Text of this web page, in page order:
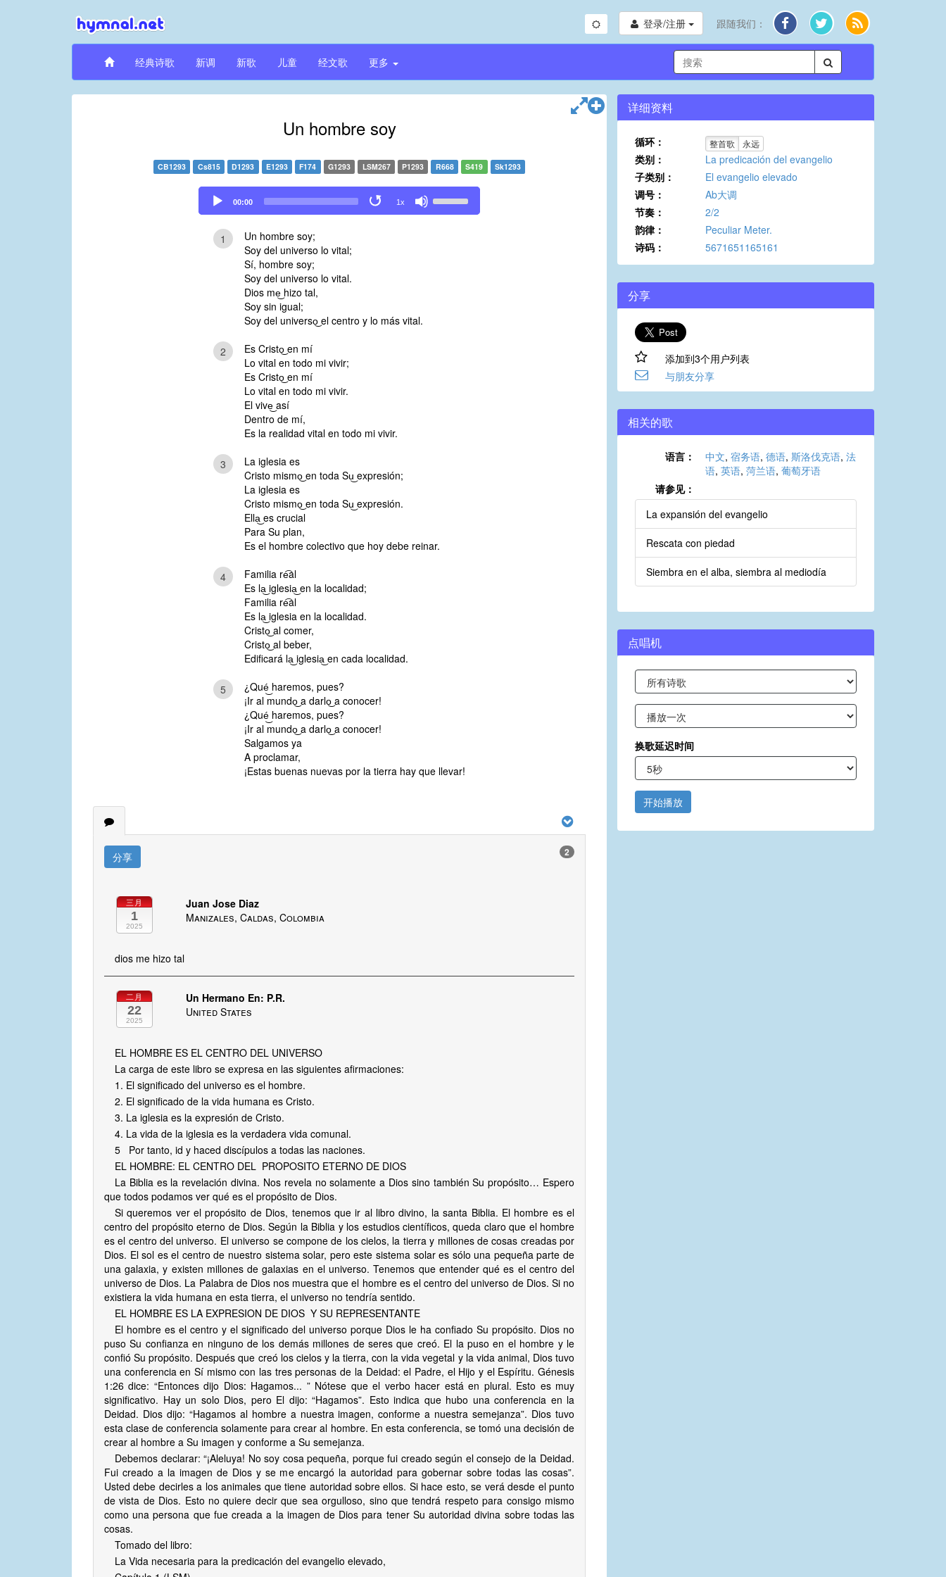
登录/注册 跟随我们：
经典诗歌 新调 新歌 儿童 经文歌 更多
Un hombre soy
CB1293 Cs815 D1293 E1293 F174 G1293 LSM267 P1293 R668 S419 Sk1293
Audio
Player
00:00 1x
Up/Down
1
Un hombre soy;
Soy del universo lo vital;
Sí, hombre soy;
Soy del universo lo vital.
Dios me͜ hizo tal,
Soy sin igual;
Soy del universo͜ el centro y lo más vital.
2
Es Cristo͜ en mí
Lo vital en todo mi vivir;
Es Cristo͜ en mí
Lo vital en todo mi vivir.
El vive͜ así
Dentro de mí,
Es la realidad vital en todo mi vivir.
3
La iglesia es
Cristo mismo͜ en toda Su͜ expresión;
La iglesia es
Cristo mismo͜ en toda Su͜ expresión.
Ella͜ es crucial
Para Su plan,
Es el hombre colectivo que hoy debe reinar.
4
Familia re͡al
Es la͜ iglesia͜ en la localidad;
Familia re͡al
Es la͜ iglesia en la localidad.
Cristo͜ al comer,
Cristo͜ al beber,
Edificará la͜ iglesia͜ en cada localidad.
5
¿Qué͜ haremos, pues?
¡Ir al mundo͜ a darlo͜ a conocer!
¿Qué͜ haremos, pues?
¡Ir al mundo͜ a darlo͜ a conocer!
Salgamos ya
A proclamar,
¡Estas buenas nuevas por la tierra hay que llevar!
分享 2
三月
1
2025
Juan Jose Diaz
Manizales, Caldas, Colombia
dios me hizo tal
二月
22
2025
Un Hermano En: P.R.
United States
EL HOMBRE ES EL CENTRO DEL UNIVERSO
La carga de este libro se expresa en las siguientes afirmaciones:
1. El significado del universo es el hombre.
2. El significado de la vida humana es Cristo.
3. La iglesia es la expresión de Cristo.
4. La vida de la iglesia es la verdadera vida comunal.
5 Por tanto, id y haced discípulos a todas las naciones.
EL HOMBRE: EL CENTRO DEL PROPOSITO ETERNO DE DIOS
La Biblia es la revelación divina. Nos revela no solamente a Dios sino también Su propósito… Espero
que todos podamos ver qué es el propósito de Dios.
Si queremos ver el propósito de Dios, tenemos que ir al libro divino, la santa Biblia. El hombre es el
centro del propósito eterno de Dios. Según la Biblia y los estudios científicos, queda claro que el hombre
es el centro del universo. El universo se compone de los cielos, la tierra y millones de cosas creadas por
Dios. El sol es el centro de nuestro sistema solar, pero este sistema solar es sólo una pequeña parte de
una galaxia, y existen millones de galaxias en el universo. Tenemos que entender qué es el centro del
universo de Dios. La Palabra de Dios nos muestra que el hombre es el centro del universo de Dios. Si no
existiera la vida humana en esta tierra, el universo no tendría sentido.
EL HOMBRE ES LA EXPRESION DE DIOS Y SU REPRESENTANTE
El hombre es el centro y el significado del universo porque Dios le ha confiado Su propósito. Dios no
puso Su confianza en ninguno de los demás millones de seres que creó. El la puso en el hombre y le
confió Su propósito. Después que creó los cielos y la tierra, con la vida vegetal y la vida animal, Dios tuvo
una conferencia en Sí mismo con las tres personas de la Deidad: el Padre, el Hijo y el Espíritu. Génesis
1:26 dice: “Entonces dijo Dios: Hagamos... ” Nótese que el verbo hacer está en plural. Esto es muy
significativo. Hay un solo Dios, pero El dijo: “Hagamos”. Esto indica que hubo una conferencia en la
Deidad. Dios dijo: “Hagamos al hombre a nuestra imagen, conforme a nuestra semejanza”. Dios tuvo
esta clase de conferencia solamente para crear al hombre. En esta conferencia, se tomó una decisión de
crear al hombre a Su imagen y conforme a Su semejanza.
Debemos declarar: “¡Aleluya! No soy cosa pequeña, porque fui creado según el consejo de la Deidad.
Fui creado a la imagen de Dios y se me encargó la autoridad para gobernar sobre todas las cosas”.
Usted debe decirles a los animales que tiene autoridad sobre ellos. Si hace esto, se verá desde el punto
de vista de Dios. Esto no quiere decir que sea orgulloso, sino que tendrá respeto para consigo mismo
como una persona que fue creada a la imagen de Dios para tener Su autoridad divina sobre todas las
cosas.
Tomado del libro:
La Vida necesaria para la predicación del evangelio elevado,
详细资料
循环： 整首歌 永远
类别：
La predicación del evangelio
子类别：
El evangelio elevado
调号：
Ab大调
节奏：
2/2
韵律：
Peculiar Meter.
诗码：
5671651165161
分享
添加到3个用户列表
与朋友分享
相关的歌
语言： 中文, 宿务语, 德语, 斯洛伐克语, 法
语, 英语, 菏兰语, 葡萄牙语
请参见：
La expansión del evangelio
Rescata con piedad
Siembra en el alba, siembra al mediodía
点唱机
换歌延迟时间
开始播放